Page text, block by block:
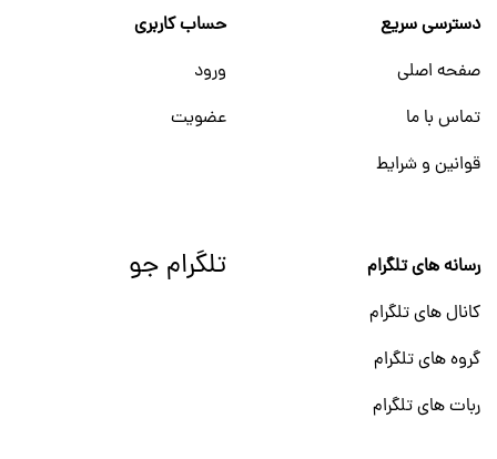
دسترسی سریع
صفحه اصلی
تماس با ما
قوانین و شرایط
حساب کاربری
ورود
عضویت
رسانه های تلگرام
کانال های تلگرام
گروه های تلگرام
ربات های تلگرام
تلگرام جو